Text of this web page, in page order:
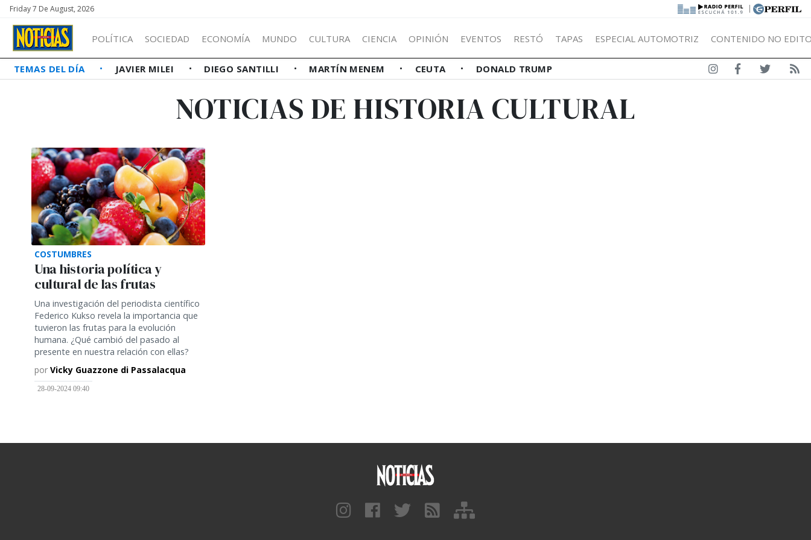
Friday 7 De August, 2026 |
POLÍTICA SOCIEDAD ECONOMÍA MUNDO CULTURA CIENCIA OPINIÓN EVENTOS RESTÓ TAPAS ESPECIAL AUTOMOTRIZ CONTENIDO NO
TEMAS DEL DÍA JAVIER MILEI DIEGO SANTILLI MARTÍN MENEM CEUTA DONALD TRUMP
NOTICIAS DE HISTORIA CULTURAL
COSTUMBRES
Una historia política y
cultural de las frutas
Una investigación del periodista científico
Federico Kukso revela la importancia que
tuvieron las frutas para la evolución
humana. ¿Qué cambió del pasado al
presente en nuestra relación con ellas?
por Vicky Guazzone di Passalacqua
28-09-2024 09:40